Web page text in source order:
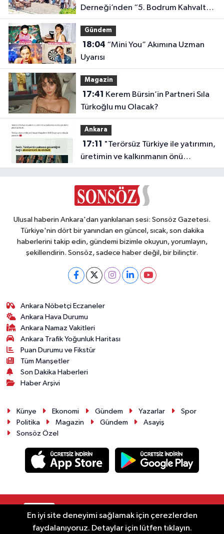
Derneği’nden “5. Bodrum Kahvaltılı
Buluşması”
Gündem
18:04
Uyarısı
Magazin
17:41
Türkoğlu mu Olacak?
Ankara
17:11
üretimin ve kalkınmanın önü
açılacak"
Ulusal haberin Ankara'dan yankılanan sesi: Sonsöz Gazetesi.
Türkiye'nin dört bir yanından en güncel, sıcak, son dakika
haberlerini takip edin, gündemi bizimle okuyun, yorumlayın,
şekillendirin. Sonsöz, sadece haber değil, bir bilinçtir.
Ankara Nöbetçi Eczaneler
Ankara Hava Durumu
Ankara Namaz Vakitleri
Ankara Trafik Yoğunluk Haritası
Puan Durumu ve Fikstür
Tüm Manşetler
Son Dakika Haberleri
Haber Arşivi
Künye Ekonomi Gündem Yazarlar
Spor
Politika
Magazin Gündem
Asayiş
Sonsöz Özel
En iyi site deneyimi sağlamak için çerezlerden
faydalanıyoruz. Detaylar için lütfen tıklayın.